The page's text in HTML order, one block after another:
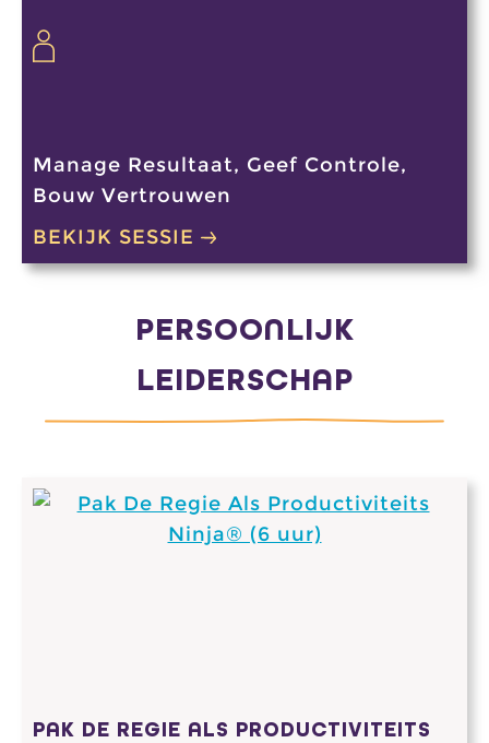
Manage Resultaat, Geef Controle,
Bouw Vertrouwen
BEKIJK SESSIE
PERSOONLIJK
LEIDERSCHAP
PAK DE REGIE ALS PRODUCTIVITEITS